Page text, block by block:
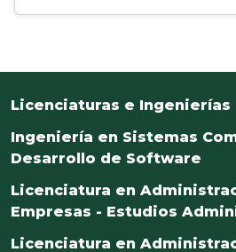
Licenciaturas e Ingenierías
Ingeniería en Sistemas
Desarrollo de Software
Licenciatura en
Empresas - Estudios
Licenciatura en